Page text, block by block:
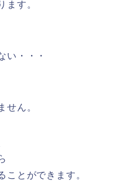
ます。
い・・・
せん。
ことができます。